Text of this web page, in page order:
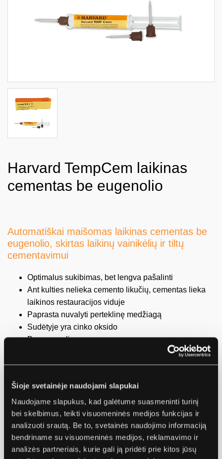
Šioje svetainėje naudojami slapukai
Naudojame slapukus, kad galėtume suasmeninti turinį
bei skelbimus, teikti visuomeninės medijos funkcijas ir
analizuoti srautą. Be to, svetainės naudojimo informaciją
bendriname su visuomeninės medijos, reklamavimo ir
analizės partneriais, kurie gali ją pridėti prie kitos jūsų
Harvard TempCem laikinas
cementas be eugenolio
Automatiškai maišomas laikinas cementas be
eugenolio, skirtas laikinų vainikėlių ir tiltų
cementavimui
Optimalus sukibimas, bet lengva pašalinti
Ant kulties nelieka cemento likučių, cementas lieka
laikinos restauracijos viduje
Paprasta nuvalyti perteklinę medžiagą
Sudėtyje yra cinko oksido
Be eugenolio
Automatinio maišymo švirkštas
Tikslus medžiagos dozavimas, maišant nesusidaro
oro burbuliukai
Patogu ir patikima
Lengva naudoti